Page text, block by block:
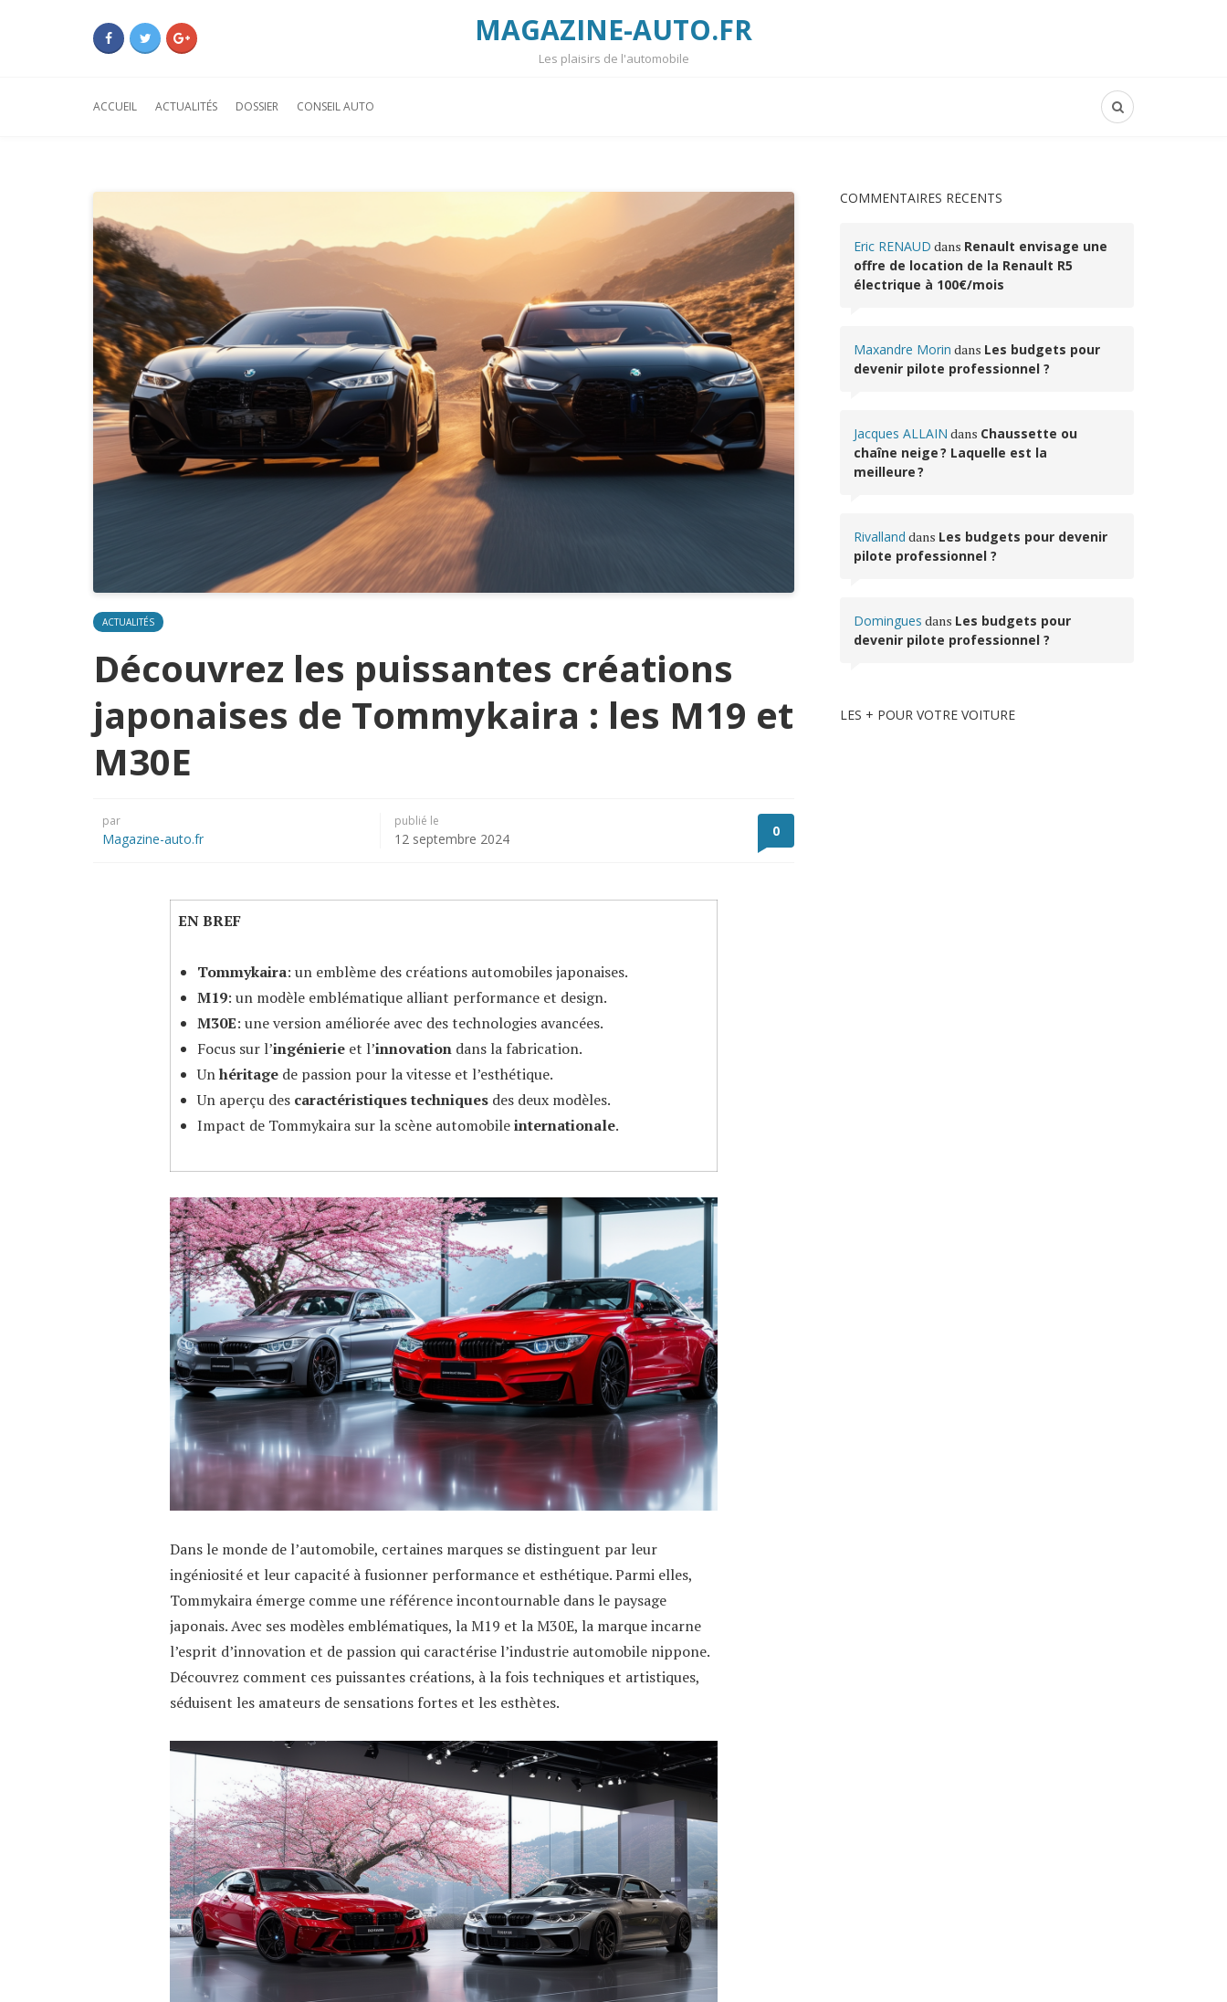
MAGAZINE-AUTO.FR
Les plaisirs de l'automobile
ACCUEIL ACTUALITÉS DOSSIER CONSEIL AUTO
ACTUALITÉS
Découvrez les puissantes créations
japonaises de Tommykaira : les M19 et
M30E
par
Magazine-auto.fr
publié le
12 septembre 2024 0
EN BREF
Tommykaira: un emblème des créations automobiles japonaises.
M19: un modèle emblématique alliant performance et design.
M30E: une version améliorée avec des technologies avancées.
Focus sur l’ingénierieet l’innovationdans la fabrication.
Unhéritagede passion pour la vitesse et l’esthétique.
Un aperçu des caractéristiques techniquesdes deux modèles.
Impact de Tommykaira sur la scène automobileinternationale.
Dans le monde de l’automobile, certaines marques se distinguent par leur
ingéniosité et leur capacité à fusionner performance et esthétique. Parmi elles,
Tommykaira émerge comme une référence incontournable dans le paysage
japonais. Avec ses modèles emblématiques, la M19 et la M30E, la marque incarne
l’esprit d’innovation et de passion qui caractérise l’industrie automobile nippone.
Découvrez comment ces puissantes créations, à la fois techniques et artistiques,
séduisent les amateurs de sensations fortes et les esthètes.
COMMENTAIRES RÉCENTS
Eric RENAUD dans Renault envisage une
offre de location de la Renault R5
électrique à 100€/mois
Maxandre Morin dans Les budgets pour
devenir pilote professionnel ?
Jacques ALLAIN dans Chaussette ou
chaîne neige ? Laquelle est la
meilleure ?
Rivalland dans Les budgets pour devenir
pilote professionnel ?
Domingues dans Les budgets pour
devenir pilote professionnel ?
LES + POUR VOTRE VOITURE